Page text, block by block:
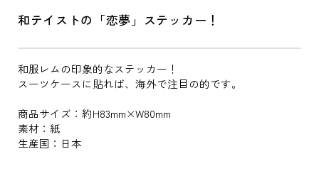
和テイストの「恋夢」ステッカー！
和服レムの印象的なステッカー！
スーツケースに貼れば、海外で注目の的です。
商品サイズ：約H83mm×W80mm
素材：紙
生産国：日本